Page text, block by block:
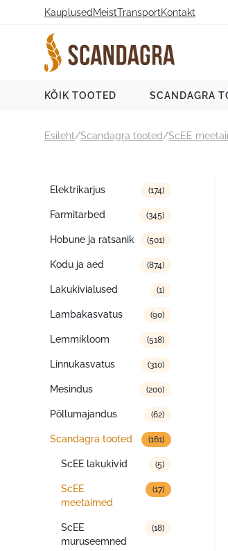
Kauplused MeistTransportKontakt
KÕIK TOOTED SCANDAGRA
Esileht/Scandagra tooted/ScEE
Tootekategooriad
Elektrikarjus (174)
Farmitarbed (345)
Hobune ja ratsanik (501)
Kodu ja aed (874)
Lakukivialused (1)
Lambakasvatus (90)
Lemmikloom (518)
Linnukasvatus (310)
Mesindus (200)
Põllumajandus (62)
Scandagra tooted (161)
ScEE lakukivid (5)
ScEE
meetaimed
(17)
ScEE
muruseemned
(18)